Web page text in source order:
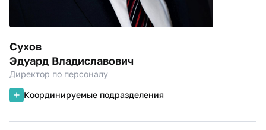
Сухов
Эдуард Владиславович
Директор по персоналу
Координируемые подразделения